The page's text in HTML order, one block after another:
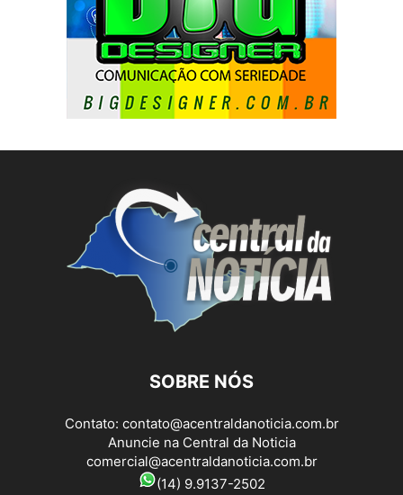
SOBRE NÓS
Contato: contato@acentraldanoticia.com.br
Anuncie na Central da Noticia
comercial@acentraldanoticia.com.br
(14) 9.9137-2502